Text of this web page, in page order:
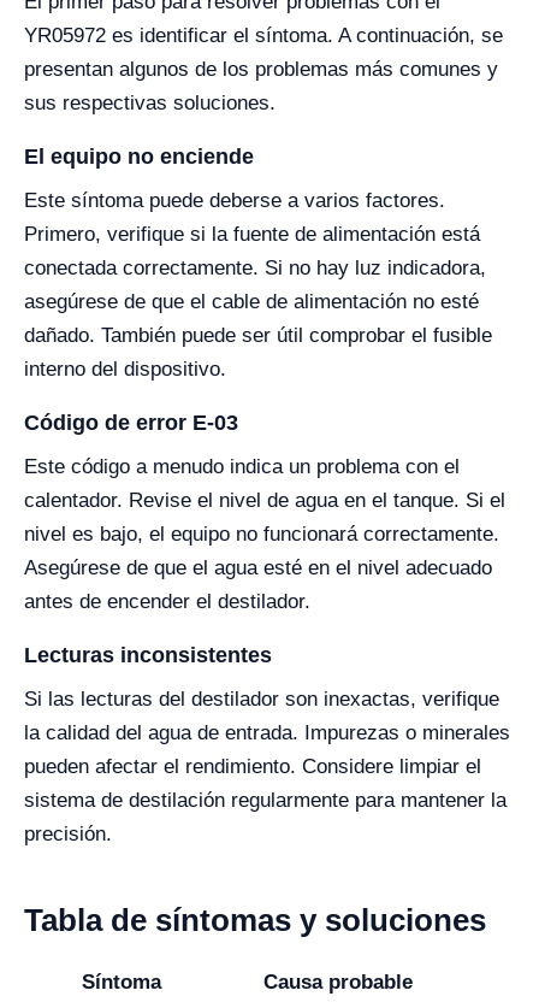
YR05972 es identificar el síntoma. A continuación, se
presentan algunos de los problemas más comunes y
sus respectivas soluciones.
El equipo no enciende
Este síntoma puede deberse a varios factores.
Primero, verifique si la fuente de alimentación está
conectada correctamente. Si no hay luz indicadora,
asegúrese de que el cable de alimentación no esté
dañado. También puede ser útil comprobar el fusible
interno del dispositivo.
Código de error E-03
Este código a menudo indica un problema con el
calentador. Revise el nivel de agua en el tanque. Si el
nivel es bajo, el equipo no funcionará correctamente.
Asegúrese de que el agua esté en el nivel adecuado
antes de encender el destilador.
Lecturas inconsistentes
Si las lecturas del destilador son inexactas, verifique
la calidad del agua de entrada. Impurezas o minerales
pueden afectar el rendimiento. Considere limpiar el
sistema de destilación regularmente para mantener la
precisión.
Tabla de síntomas y soluciones
Síntoma
Causa probable